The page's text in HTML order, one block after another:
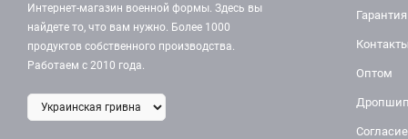
Интернет-магазин военной формы. Здесь вы
найдете то, что вам нужно. Более 1000
продуктов собственного производства.
Работаем с 2010 года.
Гарантия
Контакты
Оптом